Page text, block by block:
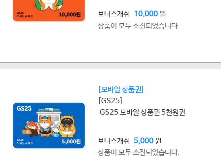
보너스캐쉬 10,000원
상품이 모두 소진되었습니다.
[모바일 상품권]
[GS25]
GS25 모바일 상품권 5천원권
보너스캐쉬 5,000원
상품이 모두 소진되었습니다.